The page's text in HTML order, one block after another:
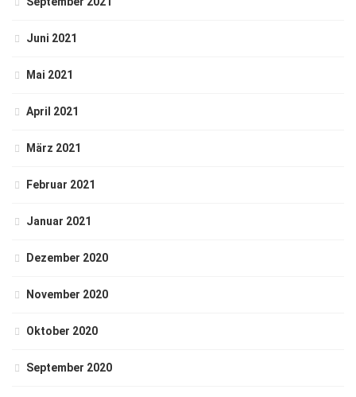
Juni 2021
Mai 2021
April 2021
März 2021
Februar 2021
Januar 2021
Dezember 2020
November 2020
Oktober 2020
September 2020